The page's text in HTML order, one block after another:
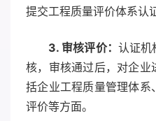
提交工程质量评价体系认
3. 审核评价： 认证机
核，审核通过后，对企
括企业工程质量管理体
评价等方面。